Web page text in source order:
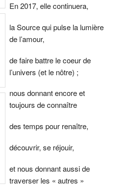
En 2017, elle continuera,
la Source qui pulse la lumière
de l’amour,
de faire battre le coeur de
l’univers (et le nôtre) ;
nous donnant encore et
toujours de connaître
des temps pour renaître,
découvrir, se réjouir,
et nous donnant aussi de
traverser les « autres »